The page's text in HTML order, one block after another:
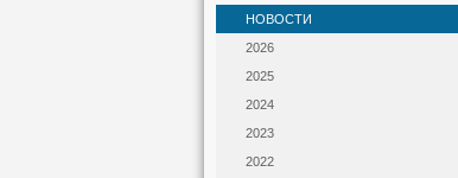
НОВОСТИ
2026
2025
2024
2023
2022